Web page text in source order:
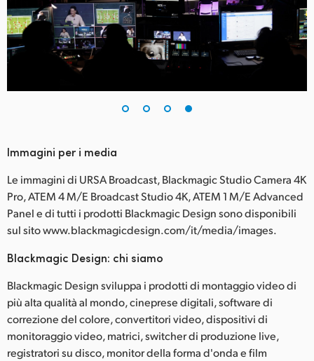
Immagini per i media
Le immagini di URSA Broadcast, Blackmagic Studio Camera 4K
Pro, ATEM 4 M/E Broadcast Studio 4K, ATEM 1 M/E Advanced
Panel e di tutti i prodotti Blackmagic Design sono disponibili
sul sito www.blackmagicdesign.com/it/media/images.
Blackmagic Design: chi siamo
Blackmagic Design sviluppa i prodotti di montaggio video di
più alta qualità al mondo, cineprese digitali, software di
correzione del colore, convertitori video, dispositivi di
monitoraggio video, matrici, switcher di produzione live,
registratori su disco, monitor della forma d'onda e film